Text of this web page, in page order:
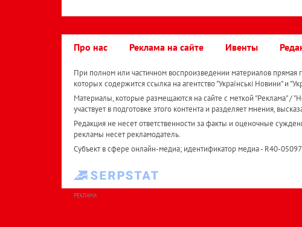
Про нас Реклама на сайте Ивенты
При полном или частичном воспроизведении материалов прямая
которых содержится ссылка на агентство "Українськi Новини" и
Материалы, которые размещаются на сайте с меткой "Реклама" /
участвует в подготовке этого контента и разделяет мнения,
Редакция не несет ответственности за факты и оценочные
рекламы несет рекламодатель.
Субъект в сфере онлайн-медиа; идентификатор медиа - R40-05097
РЕКЛАМА